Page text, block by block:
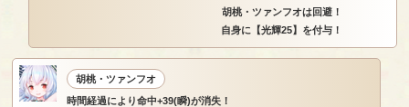
胡桃・ツァンフオは回避！
自身に【光輝25】を付与！
胡桃・ツァンフオ
時間経過により命中+39(瞬)が消失！